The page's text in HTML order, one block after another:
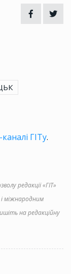
ГІТу.
редакції «ГІТ»
і міжнародним
на редакційну